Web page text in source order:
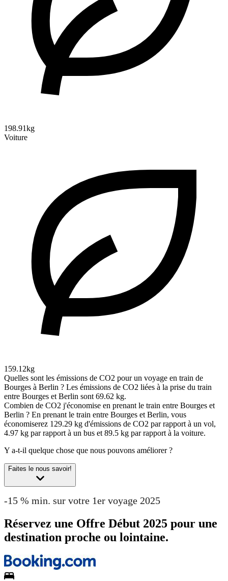
198.91kg
Voiture
159.12kg
Quelles sont les émissions de CO2 pour un voyage en train de
Bourges à Berlin ? Les émissions de CO2 liées à la prise du train
entre Bourges et Berlin sont 69.62 kg.
Combien de CO2 j'économise en prenant le train entre Bourges et
Berlin ? En prenant le train entre Bourges et Berlin, vous
économiserez 129.29 kg d'émissions de CO2 par rapport à un vol,
4.97 kg par rapport à un bus et 89.5 kg par rapport à la voiture.
Y a-t-il quelque chose que nous pouvons améliorer ?
Faites le nous savoir!
-15 % min. sur votre 1er voyage 2025
Réservez une Offre Début 2025 pour une
destination proche ou lointaine.